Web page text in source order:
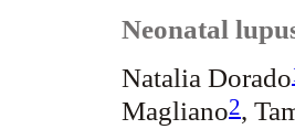
Neonatal
Natalia Dorado
Magliano2,